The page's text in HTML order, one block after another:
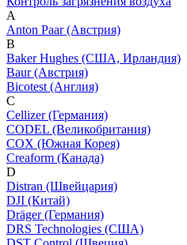
A
Anton Paar (Австрия)
B
Baker Hughes (США, Ирландия)
Baur (Австрия)
Bicotest (Англия)
C
Cellizer (Германия)
CODEL (Великобритания)
COX (Южная Корея)
Creaform (Канада)
D
Distran (Швейцария)
DJI (Китай)
Dräger (Германия)
DRS Technologies (США)